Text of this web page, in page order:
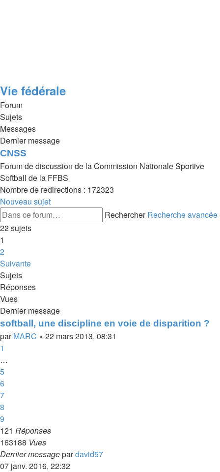
Vie fédérale
Forum
Sujets
Messages
Dernier message
CNSS
Forum de discussion de la Commission Nationale Sportive
Softball de la FFBS
Nombre de redirections : 172323
Nouveau sujet
Rechercher Recherche avancée
22 sujets
1
2
Suivante
Sujets
Réponses
Vues
Dernier message
softball, une discipline en voie de disparition ?
parMARC » 22 mars 2013, 08:31
1
…
5
6
7
8
9
121 Réponses
163188 Vues
Dernier messagepardavid57
07 janv. 2016, 22:32